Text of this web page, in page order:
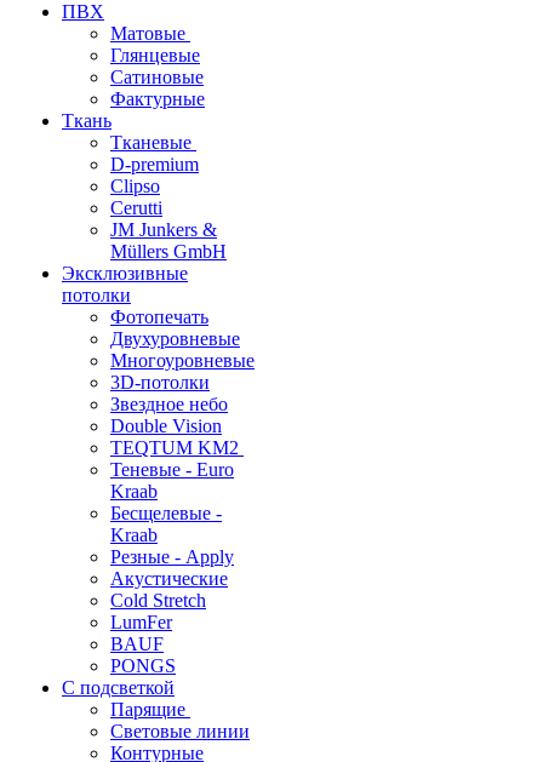
ПВХ
Матовые
Глянцевые
Сатиновые
Фактурные
Ткань
Тканевые
D-premium
Clipso
Cerutti
JM Junkers &
Müllers GmbH
Эксклюзивные
потолки
Фотопечать
Двухуровневые
Многоуровневые
3D-потолки
Звездное небо
Double Vision
TEQTUM KM2
Теневые - Euro
Kraab
Бесщелевые -
Kraab
Резные - Apply
Акустические
Cold Stretch
LumFer
BAUF
PONGS
С подсветкой
Парящие
Световые линии
Контурные